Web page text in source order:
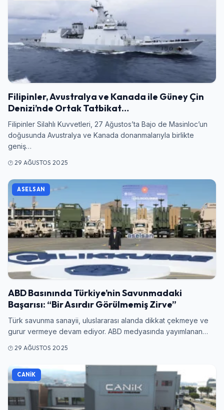
Filipinler, Avustralya ve Kanada ile Güney Çin
Denizi’nde Ortak Tatbikat…
Filipinler Silahlı Kuvvetleri, 27 Ağustos’ta Bajo de Masinloc’un
doğusunda Avustralya ve Kanada donanmalarıyla birlikte
geniş…
29 AĞUSTOS 2025
ASELSAN
ABD Basınında Türkiye’nin Savunmadaki
Başarısı: “Bir Asırdır Görülmemiş Zirve”
Türk savunma sanayii, uluslararası alanda dikkat çekmeye ve
gurur vermeye devam ediyor. ABD medyasında yayımlanan…
29 AĞUSTOS 2025
CANIK
Giriş Yap